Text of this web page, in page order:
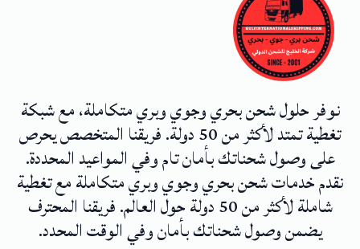
نوفر حلول شحن بحري وجوي وبري متكاملة، مع شبكة
تغطية تمتد لأكثر من 50 دولة. فريقنا المتخصص يحرص
على وصول شحناتك بأمان تام وفي المواعيد المحددة.
نقدم خدمات شحن بحري وجوي وبري متكاملة مع تغطية
شاملة لأكثر من 50 دولة حول العالم. فريقنا المحترف
يضمن وصول شحناتك بأمان وفي الوقت المحدد.